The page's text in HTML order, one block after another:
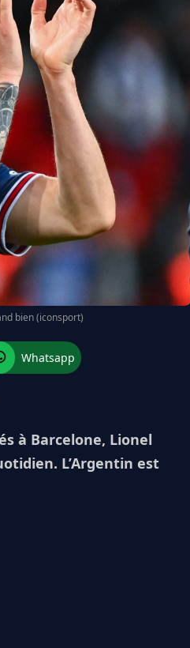
bien (iconsport)
Whatsapp
à Barcelone, Lionel
L’Argentin est